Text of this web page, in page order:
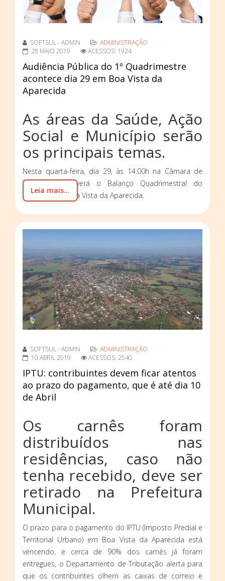
SOFTSUL - ADMIN
ADMINISTRAÇÃO
28 MAIO 2019
ACESSOS: 1924
Audiência Pública do 1º Quadrimestre
acontece dia 29 em Boa Vista da
Aparecida
As áreas da Saúde, Ação
Social e Município serão
os principais temas.
Nesta quarta-feira, dia 29, às 14:00h na Câmara de
Vereadores, haverá o Balanço Quadrimestral do
município de Boa Vista da Aparecida.
Leia mais...
SOFTSUL - ADMIN
ADMINISTRAÇÃO
10 ABRIL 2019
ACESSOS: 2540
IPTU: contribuintes devem ficar atentos
ao prazo do pagamento, que é até dia 10
de Abril
Os carnês foram
distribuídos nas
residências, caso não
tenha recebido, deve ser
retirado na Prefeitura
Municipal.
O prazo para o pagamento do IPTU (Imposto Predial e
Territorial Urbano) em Boa Vista da Aparecida está
vencendo, e cerca de 90% dos carnês já foram
entregues, o Departamento de Tributação alerta para
que os contribuintes olhem as caixas de correio e